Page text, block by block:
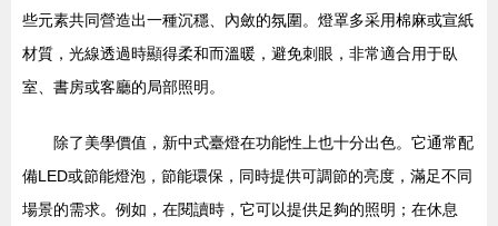
些元素共同營造出一種沉穩、內斂的氛圍。燈罩多采用棉麻或宣紙
材質，光線透過時顯得柔和而溫暖，避免刺眼，非常適合用于臥
室、書房或客廳的局部照明。
除了美學價值，新中式臺燈在功能性上也十分出色。它通常配
備LED或節能燈泡，節能環保，同時提供可調節的亮度，滿足不同
場景的需求。例如，在閱讀時，它可以提供足夠的照明；在休息